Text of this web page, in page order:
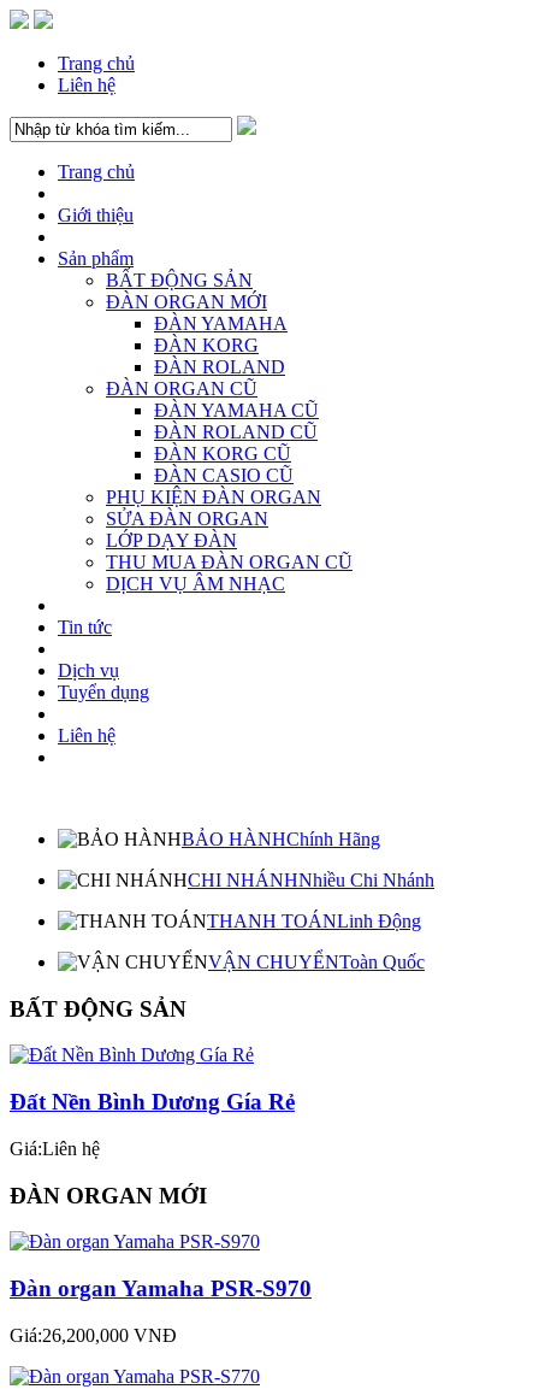
Trang chủ
Liên hệ
Trang chủ
Giới thiệu
Sản phẩm
BẤT ĐỘNG SẢN
ĐÀN ORGAN MỚI
ĐÀN YAMAHA
ĐÀN KORG
ĐÀN ROLAND
ĐÀN ORGAN CŨ
ĐÀN YAMAHA CŨ
ĐÀN ROLAND CŨ
ĐÀN KORG CŨ
ĐÀN CASIO CŨ
PHỤ KIỆN ĐÀN ORGAN
SỬA ĐÀN ORGAN
LỚP DẠY ĐÀN
THU MUA ĐÀN ORGAN CŨ
DỊCH VỤ ÂM NHẠC
Tin tức
Dịch vụ
Tuyển dụng
Liên hệ
BẢO HÀNHChính Hãng
CHI NHÁNHNhiều Chi Nhánh
THANH TOÁNLinh Động
VẬN CHUYỂNToàn Quốc
BẤT ĐỘNG SẢN
Đất Nền Bình Dương Gía Rẻ
Giá:Liên hệ
ĐÀN ORGAN MỚI
Đàn organ Yamaha PSR-S970
Giá:26,200,000 VNĐ